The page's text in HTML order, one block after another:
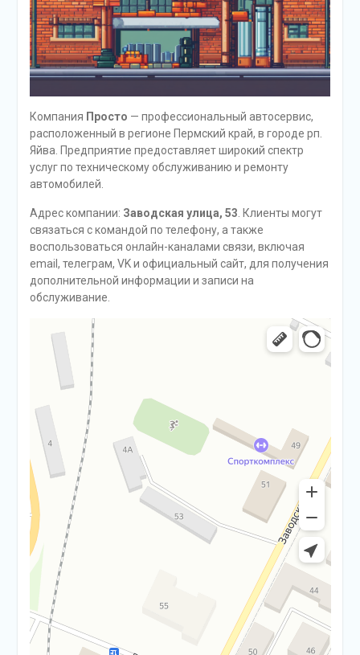
Компания Просто — профессиональный автосервис,
расположенный в регионе Пермский край, в городе рп.
Яйва. Предприятие предоставляет широкий спектр
услуг по техническому обслуживанию и ремонту
автомобилей.
Адрес компании: Заводская улица, 53. Клиенты могут
связаться с командой по телефону, а также
воспользоваться онлайн-каналами связи, включая
email, телеграм, VK и официальный сайт, для получения
дополнительной информации и записи на
обслуживание.